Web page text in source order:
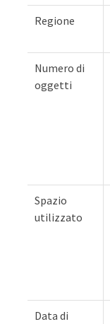
Regione
Numero di
oggetti
Spazio
utilizzato
Data di